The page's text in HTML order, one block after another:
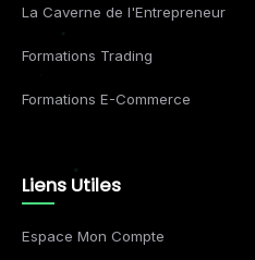
La Caverne de l'Entrepreneur
Formations Trading
Formations E-Commerce
Liens Utiles
Espace Mon Compte